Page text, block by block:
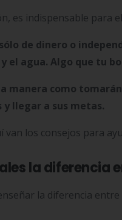
es indispensable para
de dinero o
el agua. Algo que tu
manera como
y llegar a sus metas.
van los consejos para
la diferencia
la diferencia